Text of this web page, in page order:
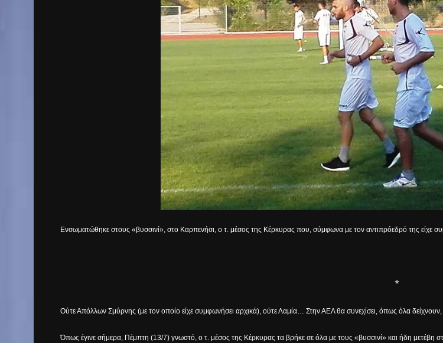
Ενσωματώθηκε στους «βυσσινί», στο Καρπενήσι, ο τ. μέσος της Κέρκυρας που, σύμφωνα με τον αντιπρόεδρό της είχε
*
Ούτε Απόλλων Σμύρνης (με τον οποίο είχε συμφωνήσει αρχικά), ούτε Λαμία… Στην ΑΕΛ θα συνεχίσει, όπως όλα
Όπως έγινε σήμερα, Πέμπτη (13/7) γνωστό, ο τ. μέσος της Κέρκυρας τα βρήκε σε όλα με τους «βυσσινί» και ήδη μετέβη